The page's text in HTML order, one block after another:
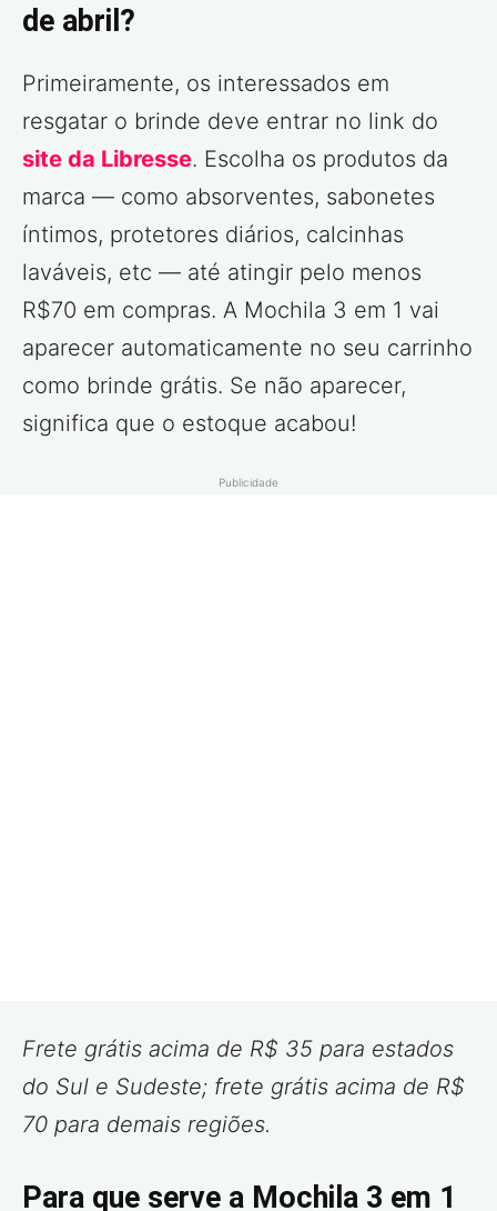
de abril?
Primeiramente, os interessados em
resgatar o brinde deve entrar no link do
site da Libresse. Escolha os produtos da
marca — como absorventes, sabonetes
íntimos, protetores diários, calcinhas
laváveis, etc — até atingir pelo menos
R$70 em compras. A Mochila 3 em 1 vai
aparecer automaticamente no seu carrinho
como brinde grátis. Se não aparecer,
significa que o estoque acabou!
Publicidade
Frete grátis acima de R$ 35 para estados
do Sul e Sudeste; frete grátis acima de R$
70 para demais regiões.
Para que serve a Mochila 3 em 1